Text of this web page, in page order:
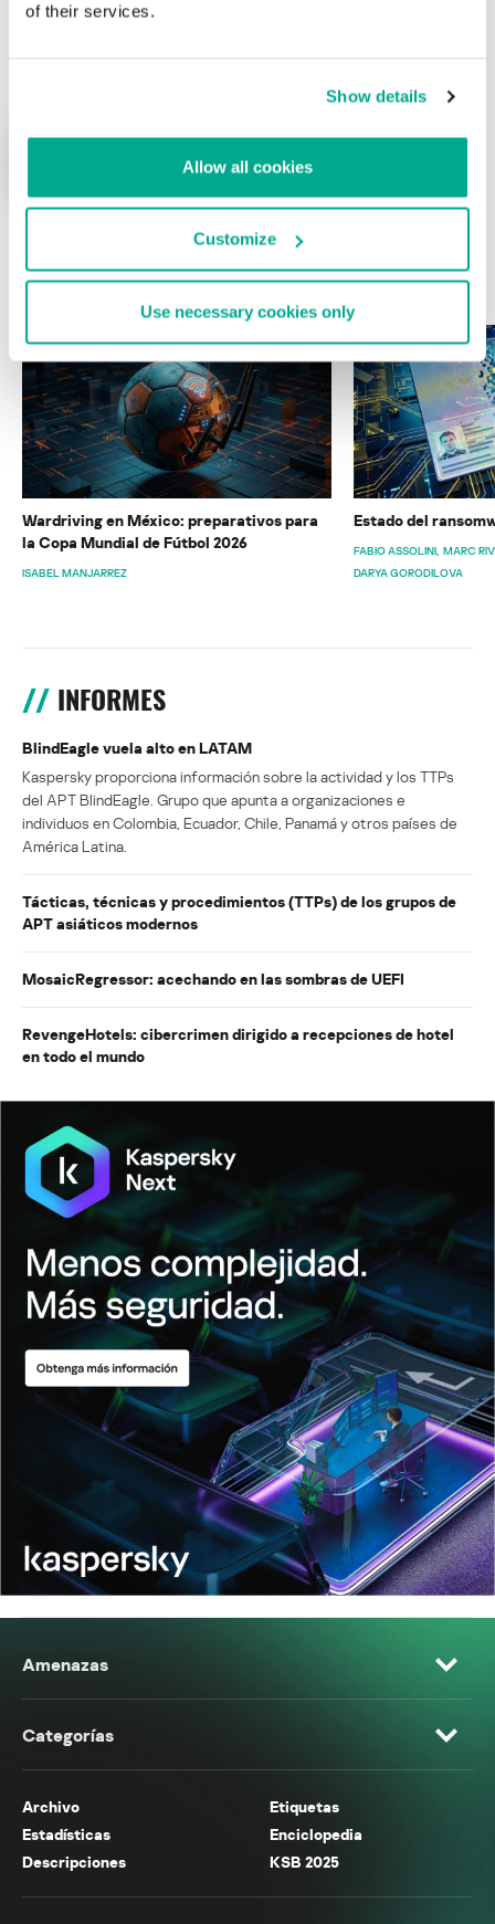
of their services.
Show details
Allow all cookies
Customize
Use necessary cookies only
ÚLTIMAS PUBLICACIONES
Wardriving en México: preparativos para
la Copa Mundial de Fútbol 2026
ISABEL MANJARREZ
Estado del
FABIO ASSOLINI MARC
DARYA GORODILOVA
INFORMES
BlindEagle vuela alto en LATAM
Kaspersky proporciona información sobre la actividad y los TTPs
del APT BlindEagle. Grupo que apunta a organizaciones e
individuos en Colombia, Ecuador, Chile, Panamá y otros países de
América Latina.
Tácticas, técnicas y procedimientos (TTPs) de los grupos de
APT asiáticos modernos
MosaicRegressor: acechando en las sombras de UEFI
RevengeHotels: cibercrimen dirigido a recepciones de hotel
en todo el mundo
Amenazas
Categorías
Archivo
Etiquetas
Estadísticas
Enciclopedia
Descripciones
KSB 2025